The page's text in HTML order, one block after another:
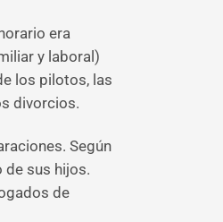
era
y laboral)
los pilotos, las
divorcios.
Según
de sus hijos.
de